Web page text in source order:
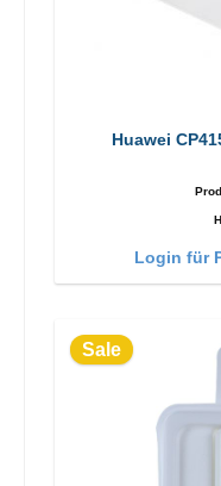
Huawei
Login für
Sale